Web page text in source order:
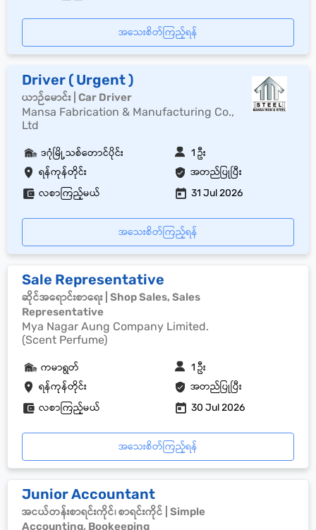
အသေးစိတ်ကြည့်ရန်
Driver ( Urgent )
ယာဉ်မောင်း | Car Driver
Mansa Fabrication & Manufacturing Co.,
Ltd
ရန်ကုန်တိုင်း အတည်ပြုပြီး
ဒဂုံမြို့သစ်တောင်ပိုင်း 1 ဦး
လစာကြည့်မယ် 31 Jul 2026
အသေးစိတ်ကြည့်ရန်
Sale Representative
ဆိုင်အရောင်းစာရေး | Shop Sales, Sales
Representative
Mya Nagar Aung Company Limited.
(Scent Perfume)
ရန်ကုန်တိုင်း အတည်ပြုပြီး
ကမာရွတ် 1 ဦး
လစာကြည့်မယ် 30 Jul 2026
အသေးစိတ်ကြည့်ရန်
Junior Accountant
အငယ်တန်းစာရင်းကိုင်၊ စာရင်းကိုင် | Simple
Accounting, Bookeeping